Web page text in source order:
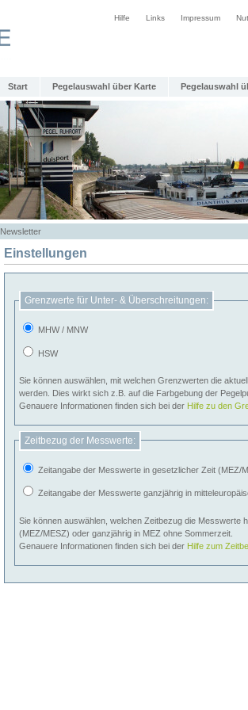
Hilfe Links Impressum
Start Pegelauswahl über Karte Pegelauswahl
Newsletter
Einstellungen
Grenzwerte für Unter- & Überschreitungen:
MHW / MNW
HSW
Sie können auswählen, mit welchen Grenzwerten die
werden. Dies wirkt sich z.B. auf die Farbgebung der
Genauere Informationen finden sich bei der Hilfe zu den
Zeitbezug der Messwerte:
Zeitangabe der Messwerte in gesetzlicher Zeit (MEZ/
Zeitangabe der Messwerte ganzjährig in
Sie können auswählen, welchen Zeitbezug die Messwerte
(MEZ/MESZ) oder ganzjährig in MEZ ohne Sommerzeit.
Genauere Informationen finden sich bei der Hilfe zum